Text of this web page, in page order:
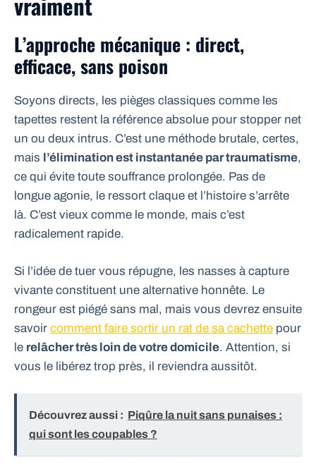
L’approche mécanique : direct,
efficace, sans poison
Soyons directs, les pièges classiques comme les
tapettes restent la référence absolue pour stopper net
un ou deux intrus. C’est une méthode brutale, certes,
mais l’élimination est instantanée par traumatisme,
ce qui évite toute souffrance prolongée. Pas de
longue agonie, le ressort claque et l’histoire s’arrête
là. C’est vieux comme le monde, mais c’est
radicalement rapide.
Si l’idée de tuer vous répugne, les nasses à capture
vivante constituent une alternative honnête. Le
rongeur est piégé sans mal, mais vous devrez ensuite
savoir comment faire sortir un rat de sa cachette pour
le relâcher très loin de votre domicile. Attention, si
vous le libérez trop près, il reviendra aussitôt.
Découvrez aussi : Piqûre la nuit sans punaises :
qui sont les coupables ?